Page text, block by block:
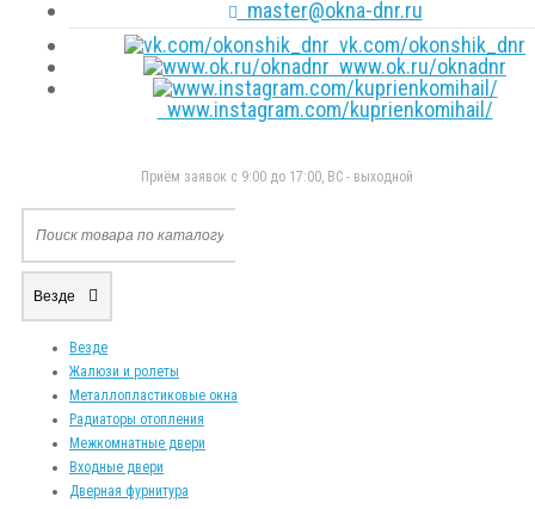
master@okna-dnr.ru
vk.com/okonshik_dnr
www.ok.ru/oknadnr
www.instagram.com/kuprienkomihail/
Приём заявок с 9:00 до 17:00, ВС - выходной
Везде
Везде
Жалюзи и ролеты
Металлопластиковые окна
Радиаторы отопления
Межкомнатные двери
Входные двери
Дверная фурнитура